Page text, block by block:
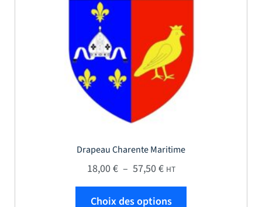
Drapeau Charente Maritime
18,00€ – 57,50€Plage de prix : 18,00 €
HT
Choix des options